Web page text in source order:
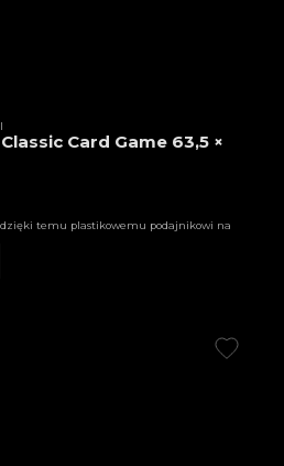
Card Game 63,5 ×
dzięki temu plastikowemu podajnikowi na